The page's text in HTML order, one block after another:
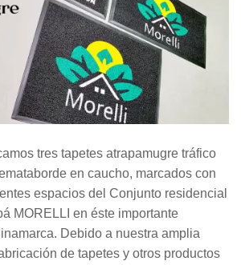
tres tapetes atrapamugre tráfico
en caucho, marcados con
espacios del Conjunto residencial
MORELLI en éste importante
Debido a nuestra amplia
de tapetes y otros productos